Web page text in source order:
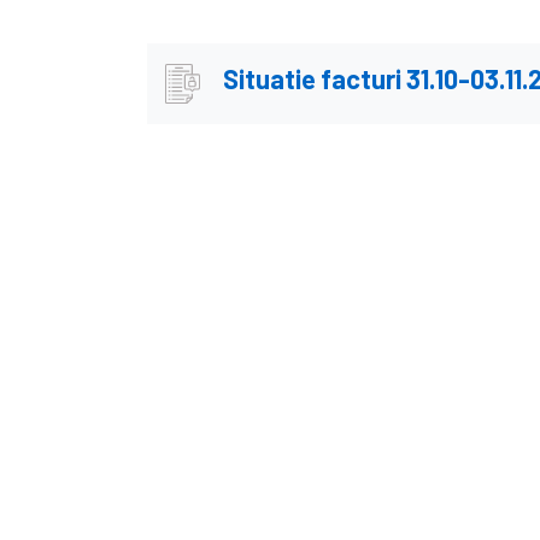
Situatie facturi 31.10-